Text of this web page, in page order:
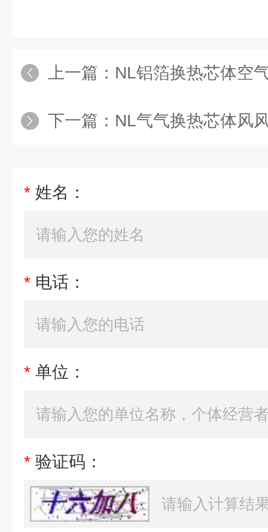
上一篇： NL铝箔换热芯体空
下一篇： NL气气换热芯体风
* 姓名：
* 电话：
* 单位：
* 验证码：